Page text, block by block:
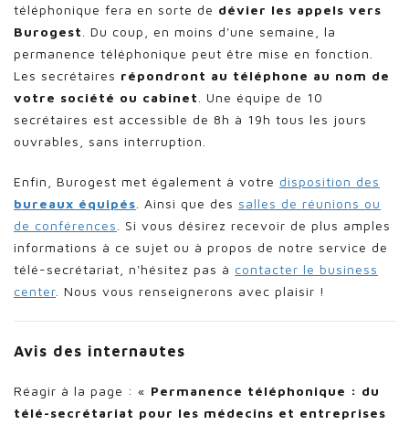
téléphonique fera en sorte de dévier les appels vers
Burogest
. Du coup, en moins d'une semaine, la
permanence téléphonique peut être mise en fonction.
Les secrétaires répondront au téléphone au nom de
votre société ou cabinet
. Une équipe de 10
secrétaires est accessible de 8h à 19h tous les jours
ouvrables, sans interruption.
Enfin, Burogest met également à votre disposition des
bureaux équipés . Ainsi que des salles de réunions ou
de conférences
. Si vous désirez recevoir de plus amples
informations à ce sujet ou à propos de notre service de
télé-secrétariat, n'hésitez pas à contacter le business
center . Nous vous renseignerons avec plaisir !
Avis des internautes
Réagir à la page : « Permanence téléphonique : du
télé-secrétariat pour les médecins et entreprises